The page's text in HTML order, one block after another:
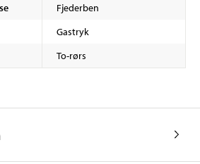
Fjederben
Gastryk
To-rørs